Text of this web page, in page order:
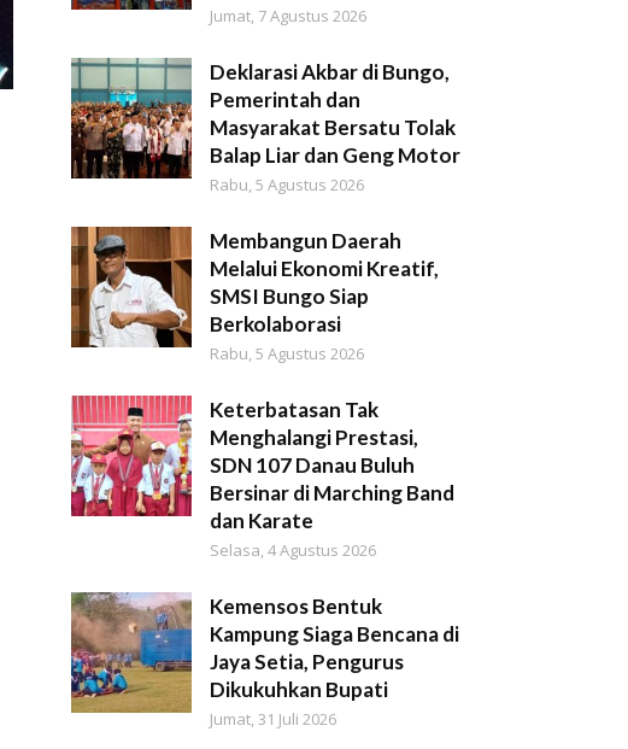
Jumat, 7 Agustus 2026
Deklarasi Akbar di Bungo,
Pemerintah dan
Masyarakat Bersatu Tolak
Balap Liar dan Geng Motor
Rabu, 5 Agustus 2026
Membangun Daerah
Melalui Ekonomi Kreatif,
SMSI Bungo Siap
Berkolaborasi
Rabu, 5 Agustus 2026
Keterbatasan Tak
Menghalangi Prestasi,
SDN 107 Danau Buluh
Bersinar di Marching Band
dan Karate
Selasa, 4 Agustus 2026
Kemensos Bentuk
Kampung Siaga Bencana di
Jaya Setia, Pengurus
Dikukuhkan Bupati
Jumat, 31 Juli 2026